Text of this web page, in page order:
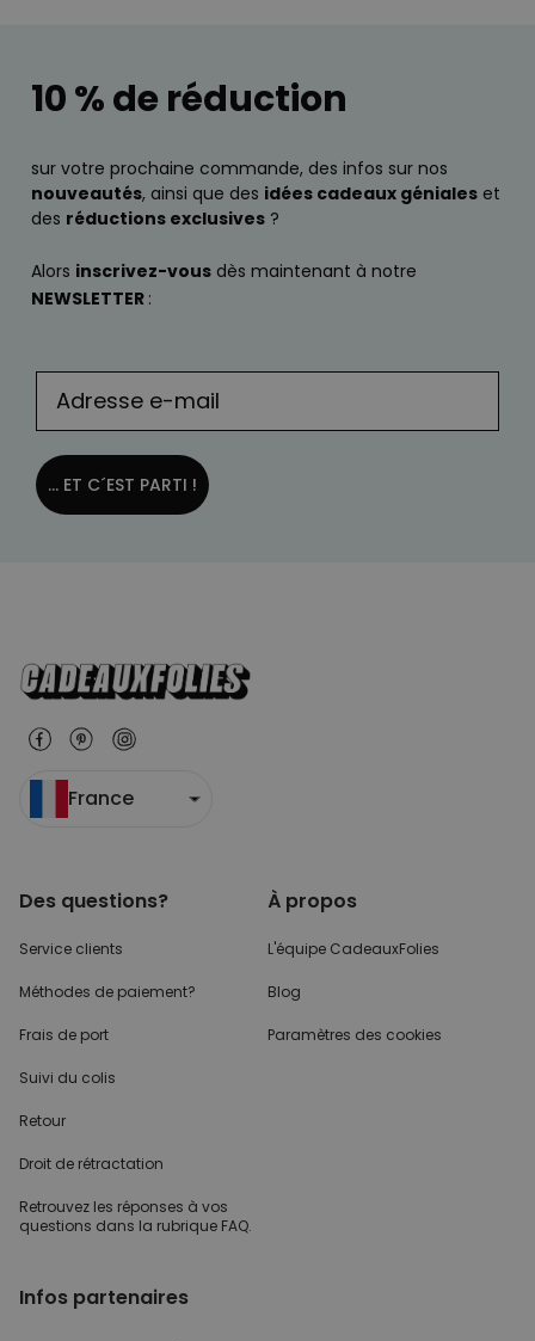
10 % de réduction
sur votre prochaine commande, des infos sur nos
nouveautés, ainsi que des idées cadeaux géniales et
des réductions exclusives ?
Alors inscrivez-vous dès maintenant à notre
NEWSLETTER :
... ET C´EST PARTI !
France
Des questions?
Service clients
Méthodes de paiement?
Frais de port
Suivi du colis
Retour
Droit de rétractation
Retrouvez les réponses à vos
questions dans la rubrique FAQ.
À propos
L'équipe CadeauxFolies
Blog
Paramètres des cookies
Infos partenaires